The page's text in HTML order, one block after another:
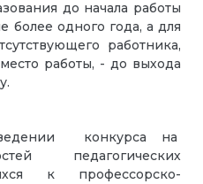
до начала работы
более одного года, а для
работника,
работы, - до выхода
конкурса на
педагогических
к профессорско-